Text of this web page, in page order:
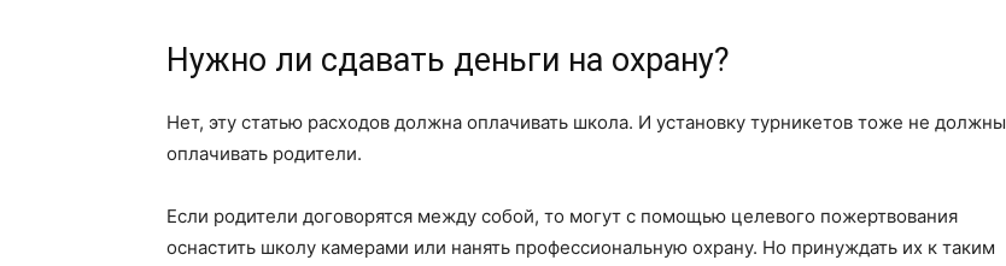
Нужно ли сдавать деньги на охрану?
Нет, эту статью расходов должна оплачивать школа. И установку турникетов тоже не должны
оплачивать родители.
Если родители договорятся между собой, то могут с помощью целевого пожертвования
оснастить школу камерами или нанять профессиональную охрану. Но принуждать их к таким